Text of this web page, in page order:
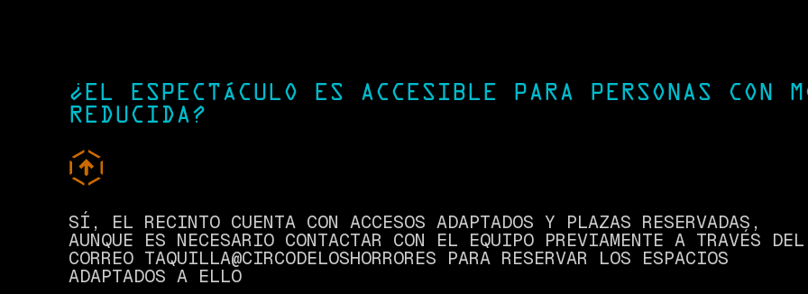
¿EL ESPECTÁCULO ES ACCESIBLE PARA PERSONAS CON
REDUCIDA?
SÍ, EL RECINTO CUENTA CON ACCESOS ADAPTADOS Y PLAZAS RESERVADAS,
AUNQUE ES NECESARIO CONTACTAR CON EL EQUIPO PREVIAMENTE A TRAVÉS DEL
CORREO TAQUILLA@CIRCODELOSHORRORES PARA RESERVAR LOS ESPACIOS
ADAPTADOS A ELLO